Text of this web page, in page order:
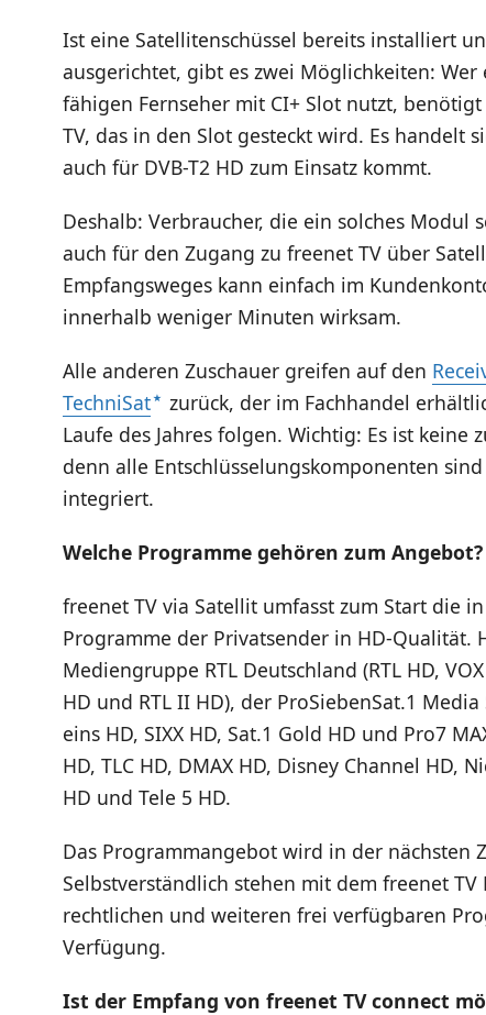
Ist eine Satellitenschüssel bereits installiert
ausgerichtet, gibt es zwei Möglichkeiten: Wer
fähigen Fernseher mit CI+ Slot nutzt,
TV, das in den Slot gesteckt wird. Es handelt
auch für DVB-T2 HD zum Einsatz kommt.
Deshalb: Verbraucher, die ein solches Modul
auch für den Zugang zu freenet TV über
Empfangsweges kann einfach im
innerhalb weniger Minuten wirksam.
Alle anderen Zuschauer greifen auf den
TechniSat
zurück, der im Fachhandel
Laufe des Jahres folgen. Wichtig: Es ist keine
denn alle Entschlüsselungskomponenten
integriert.
Welche Programme gehören zum Angebot?
freenet TV via Satellit umfasst zum Start die
Programme der Privatsender in HD-Qualität.
Mediengruppe RTL Deutschland (RTL HD,
HD und RTL II HD), der ProSiebenSat.1 Media
eins HD, SIXX HD, Sat.1 Gold HD und Pro7
HD, TLC HD, DMAX HD, Disney Channel HD,
HD und Tele 5 HD.
Das Programmangebot wird in der nächsten
Selbstverständlich stehen mit dem freenet
rechtlichen und weiteren frei verfügbaren
Verfügung.
Ist der Empfang von freenet TV connect